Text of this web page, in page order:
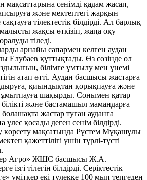
мақсаттарына сенімді қадам жасап,
және мектептегі жарқын
тілектестік білдірді. Ал барлық
жақсы өткізіп, жаңа оқу
тіледі.
арнайы сапармен келген аудан
Елубаев құттықтады. Өз сөзінде ол
білімге ұмтылу мен үнемі
атап өтті. Аудан басшысы жастарға
қиындықтан қорықпауға және
шақырды. Сонымен қатар
білікті және бастамашыл мамандарға
жастар туған ауданға
қосады деген сенім білдірді.
көрсету мақсатында Рүстем Мұқашұлы
қажеттілігі үшін түрлі-түсті
Агро» ЖШС басшысы Ж.А.
ізгі тілегін білдірді. Серіктестік
үміткер екі түлекке 100 мың теңгеден